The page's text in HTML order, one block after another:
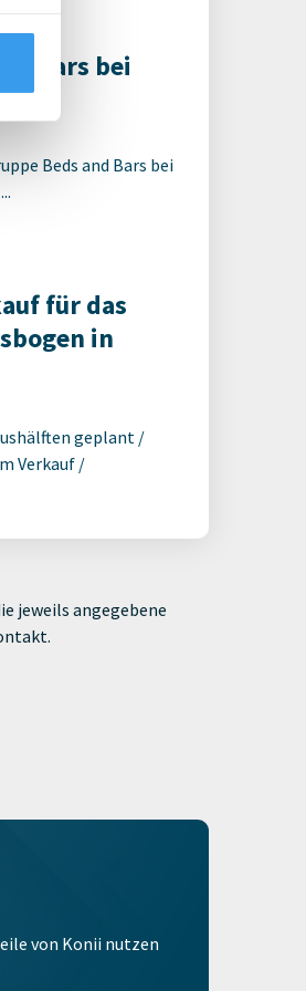
Bars bei
Beds and Bars bei
für das
in
geplant /
Verkauf /
jeweils angegebene
von Konii nutzen